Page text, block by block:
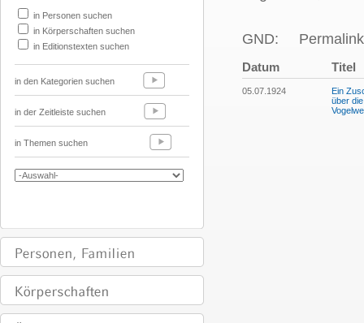
in Personen suchen
in Körperschaften suchen
in Editionstexten suchen
in den Kategorien suchen
in der Zeitleiste suchen
in Themen suchen
GND:
Datum Titel
05.07.1924
Ein
über